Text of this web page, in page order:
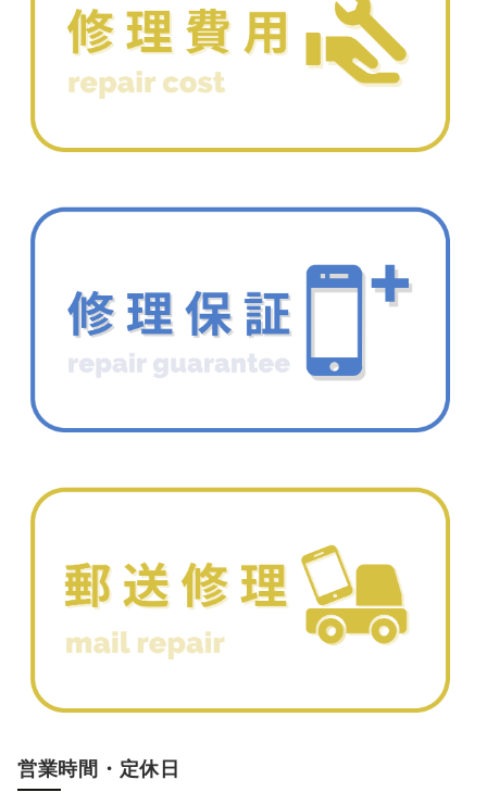
営業時間・定休日